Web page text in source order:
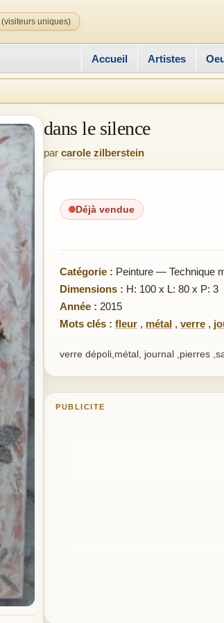
uniques)
Accueil Artistes
dans le silence
par carole zilberstein
Déjà vendue
Catégorie : Peinture — Technique
Dimensions : H: 100 x L: 80 x P: 3
Année : 2015
Mots clés : fleur , métal , verre ,
verre dépoli,métal, journal ,pierres
PUBLICITE